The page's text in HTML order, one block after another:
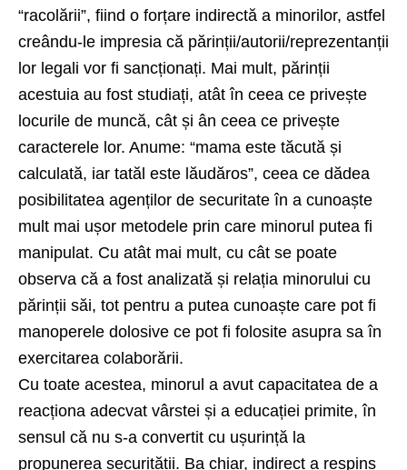
“racolării”, fiind o forțare indirectă a minorilor, astfel
creându-le impresia că părinții/autorii/reprezentanții
lor legali vor fi sancționați. Mai mult, părinții
acestuia au fost studiați, atât în ceea ce privește
locurile de muncă, cât și ân ceea ce privește
caracterele lor. Anume: “mama este tăcută și
calculată, iar tatăl este lăudăros”, ceea ce dădea
posibilitatea agenților de securitate în a cunoaște
mult mai ușor metodele prin care minorul putea fi
manipulat. Cu atât mai mult, cu cât se poate
observa că a fost analizată și relația minorului cu
părinții săi, tot pentru a putea cunoaște care pot fi
manoperele dolosive ce pot fi folosite asupra sa în
exercitarea colaborării.
Cu toate acestea, minorul a avut capacitatea de a
reacționa adecvat vârstei și a educației primite, în
sensul că nu s-a convertit cu ușurință la
propunerea securității. Ba chiar, indirect a respins